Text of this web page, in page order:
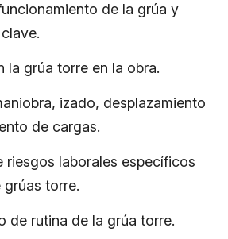
de la grúa y
la grúa torre en la obra.
izado, desplazamiento
de cargas.
riesgos laborales específicos
grúas torre.
de rutina de la grúa torre.